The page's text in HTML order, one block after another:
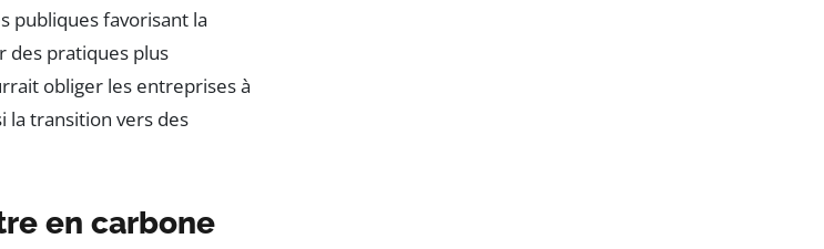
publiques favorisant la
des pratiques plus
obliger les entreprises à
la transition vers des
en carbone